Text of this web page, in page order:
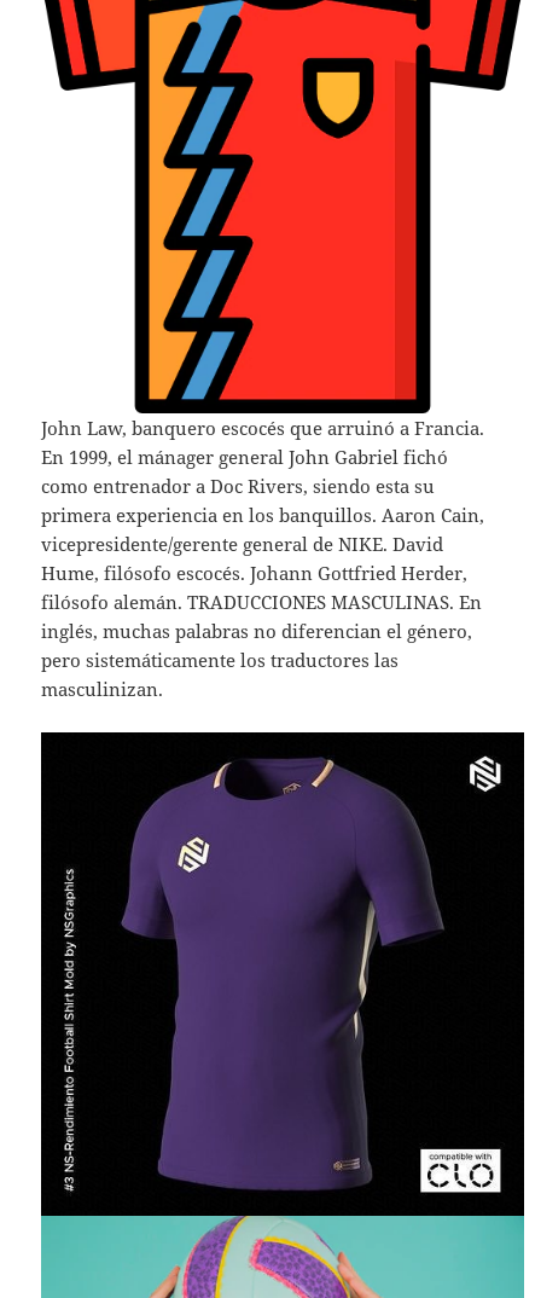
John Law, banquero escocés que arruinó a Francia.
En 1999, el mánager general John Gabriel fichó
como entrenador a Doc Rivers, siendo esta su
primera experiencia en los banquillos. Aaron Cain,
vicepresidente/gerente general de NIKE. David
Hume, filósofo escocés. Johann Gottfried Herder,
filósofo alemán. TRADUCCIONES MASCULINAS. En
inglés, muchas palabras no diferencian el género,
pero sistemáticamente los traductores las
masculinizan.